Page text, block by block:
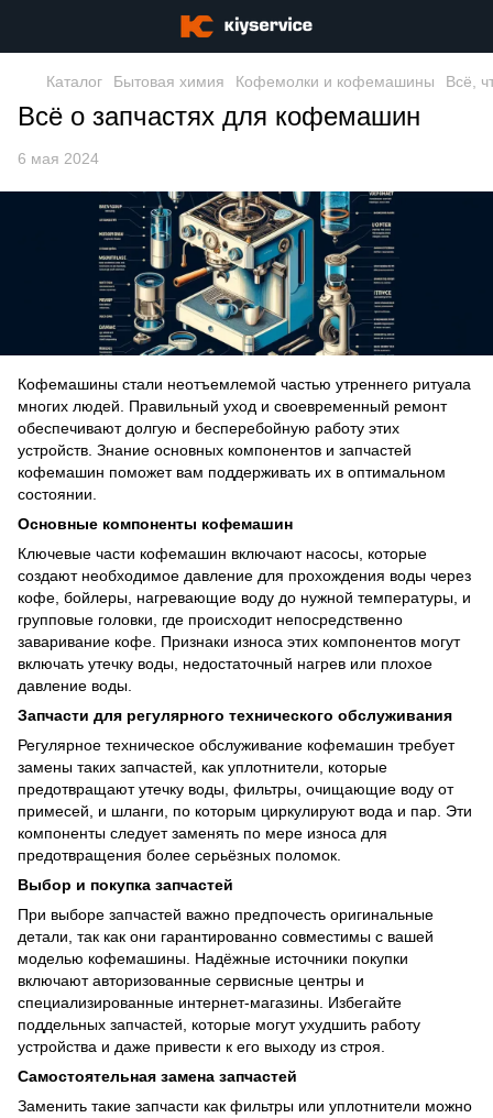
Каталог Бытовая химия Кофемолки и кофемашины Всё,
Всё о запчастях для кофемашин
6 мая 2024
Кофемашины стали неотъемлемой частью утреннего ритуала
многих людей. Правильный уход и своевременный ремонт
обеспечивают долгую и бесперебойную работу этих
устройств. Знание основных компонентов и запчастей
кофемашин поможет вам поддерживать их в оптимальном
состоянии.
Основные компоненты кофемашин
Ключевые части кофемашин включают насосы, которые
создают необходимое давление для прохождения воды через
кофе, бойлеры, нагревающие воду до нужной температуры, и
групповые головки, где происходит непосредственно
заваривание кофе. Признаки износа этих компонентов могут
включать утечку воды, недостаточный нагрев или плохое
давление воды.
Запчасти для регулярного технического обслуживания
Регулярное техническое обслуживание кофемашин требует
замены таких запчастей, как уплотнители, которые
предотвращают утечку воды, фильтры, очищающие воду от
примесей, и шланги, по которым циркулируют вода и пар. Эти
компоненты следует заменять по мере износа для
предотвращения более серьёзных поломок.
Выбор и покупка запчастей
При выборе запчастей важно предпочесть оригинальные
детали, так как они гарантированно совместимы с вашей
моделью кофемашины. Надёжные источники покупки
включают авторизованные сервисные центры и
специализированные интернет-магазины. Избегайте
поддельных запчастей, которые могут ухудшить работу
устройства и даже привести к его выходу из строя.
Самостоятельная замена запчастей
Заменить такие запчасти как фильтры или уплотнители можно